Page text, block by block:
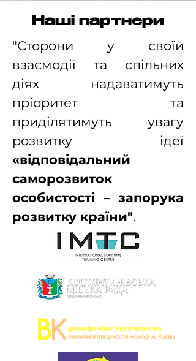
Наші партнери
"Сторони у своїй
взаємодії та спільних
діях надаватимуть
пріоритет та
приділятимуть увагу
розвитку ідеї
«відповідальний
саморозвиток
особистості – запорука
розвитку країни".